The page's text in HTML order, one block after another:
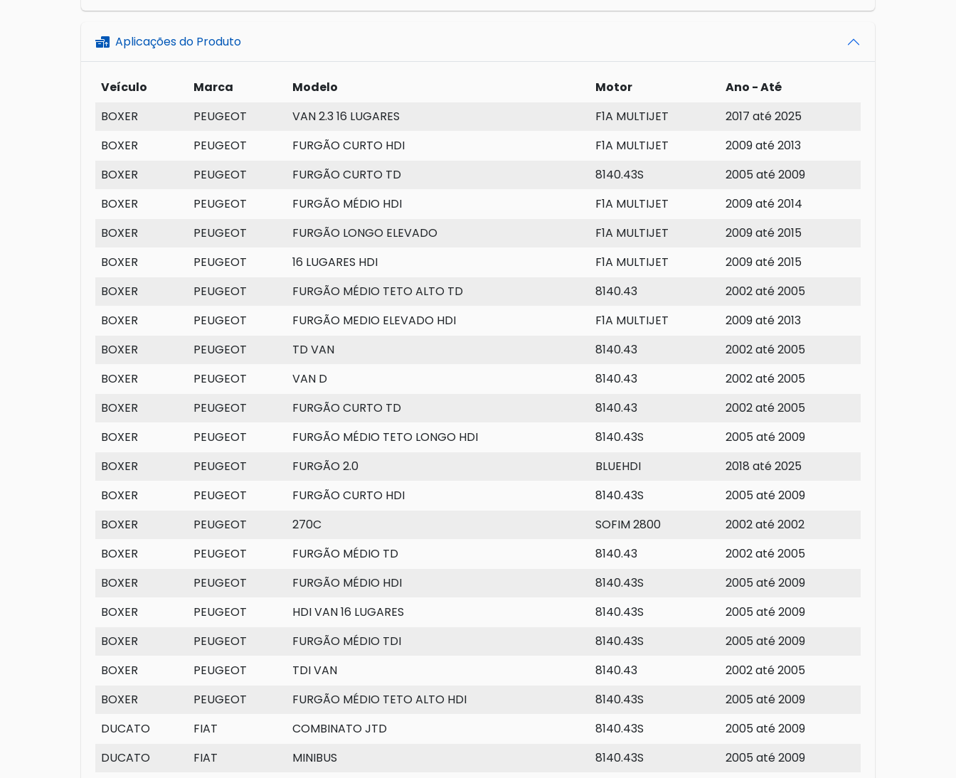
Aplicações do Produto
Veículo Marca Modelo Motor
Ano - Até
BOXER
PEUGEOT VAN 2.3 16 LUGARES F1A MULTIJET
2017 até 2025
BOXER
PEUGEOT FURGÃO CURTO HDI F1A MULTIJET
2009 até 2013
BOXER
PEUGEOT FURGÃO CURTO TD 8140.43S
2005 até 2009
BOXER
PEUGEOT FURGÃO MÉDIO HDI F1A MULTIJET
2009 até 2014
BOXER
PEUGEOT FURGÃO LONGO ELEVADO F1A MULTIJET
2009 até 2015
BOXER
PEUGEOT 16 LUGARES HDI F1A MULTIJET
2009 até 2015
BOXER
PEUGEOT FURGÃO MÉDIO TETO ALTO TD 8140.43
2002 até 2005
BOXER
PEUGEOT FURGÃO MEDIO ELEVADO HDI F1A MULTIJET
2009 até 2013
BOXER
PEUGEOT TD VAN 8140.43
2002 até 2005
BOXER
PEUGEOT VAN D 8140.43
2002 até 2005
BOXER
PEUGEOT FURGÃO CURTO TD 8140.43
2002 até 2005
BOXER
PEUGEOT FURGÃO MÉDIO TETO LONGO HDI 8140.43S
2005 até 2009
BOXER
PEUGEOT FURGÃO 2.0 BLUEHDI
2018 até 2025
BOXER
PEUGEOT FURGÃO CURTO HDI 8140.43S
2005 até 2009
BOXER
PEUGEOT 270C SOFIM 2800
2002 até 2002
BOXER
PEUGEOT FURGÃO MÉDIO TD 8140.43
2002 até 2005
BOXER
PEUGEOT FURGÃO MÉDIO HDI 8140.43S
2005 até 2009
BOXER
PEUGEOT HDI VAN 16 LUGARES 8140.43S
2005 até 2009
BOXER
PEUGEOT FURGÃO MÉDIO TDI 8140.43S
2005 até 2009
BOXER
PEUGEOT TDI VAN 8140.43
2002 até 2005
BOXER
PEUGEOT FURGÃO MÉDIO TETO ALTO HDI 8140.43S
2005 até 2009
DUCATO
FIAT COMBINATO JTD 8140.43S
2005 até 2009
DUCATO
FIAT MINIBUS 8140.43S
2005 até 2009